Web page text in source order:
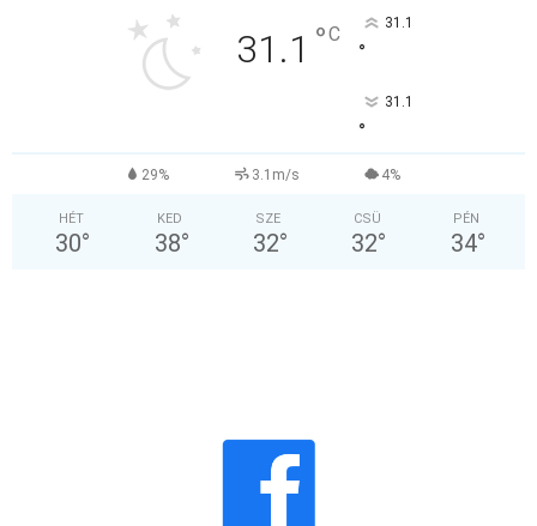
31.1 °C 31.1
°
31.1
°
29% 3.1m/s 4%
HÉT
30°
KED
38°
SZE
32°
CSÜ
32°
PÉN
34°